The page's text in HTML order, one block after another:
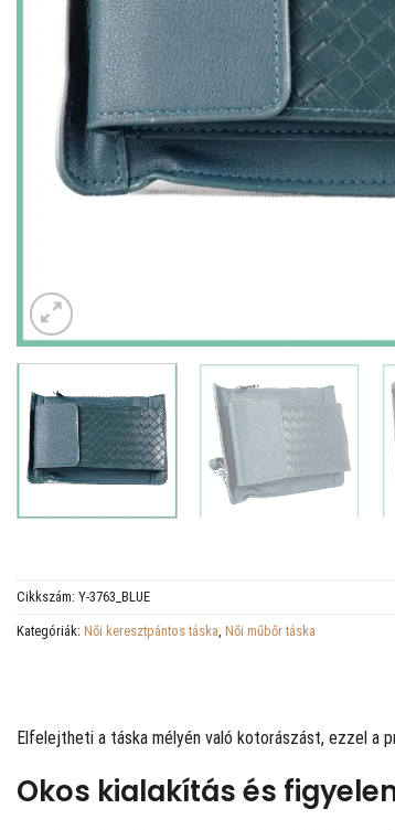
Cikkszám: Y-3763_BLUE
Kategóriák: Női keresztpántos táska Női műbőr táska
Elfelejtheti a táska mélyén való kotorászást, ezzel a
Okos kialakítás és